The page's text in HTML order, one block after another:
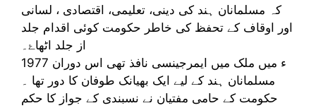
کہ مسلمانان ہند کی دینی، تعلیمی، اقتصادی ، لسانی
اور اوقاف کے تحفظ کی خاطر حکومت کوئی اقدام جلد
از جلد اٹھاۓ۔
1977 ء میں ملک میں ایمرجینسی نافذ تھی اس دوران
مسلمانان ہند کے لیے ایک بھیانک طوفان کا دور تھا ۔
حکومت کے حامی مفتیان نے نسبندی کے جواز کا حکم